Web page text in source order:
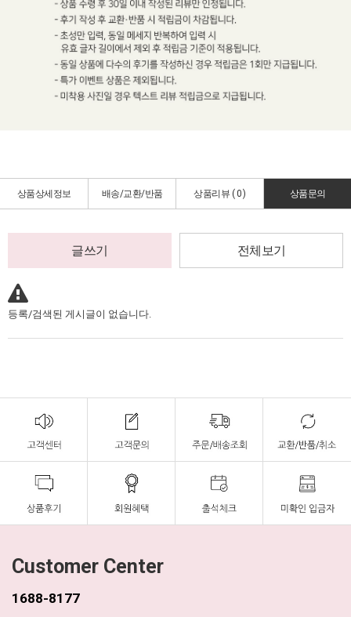
상품상세정보 배송/교환/반품 상품리뷰 ( 0) 상품문의
글쓰기 전체보기
등록/검색된 게시글이 없습니다.
Customer Center
1688-8177